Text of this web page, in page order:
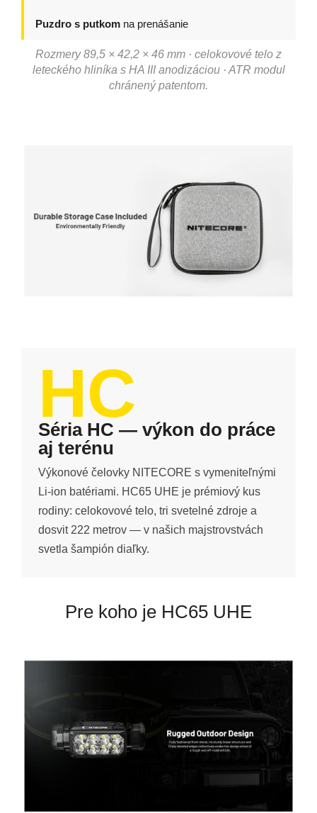
Puzdro s putkom na prenášanie
Rozmery 89,5 × 42,2 × 46 mm · celokovové telo z
leteckého hliníka s HA III anodizáciou · ATR modul
chránený patentom.
HC
Séria HC — výkon do práce
aj terénu
Výkonové čelovky NITECORE s vymeniteľnými
Li-ion batériami. HC65 UHE je prémiový kus
rodiny: celokovové telo, tri svetelné zdroje a
dosvit 222 metrov — v našich majstrovstvách
svetla šampión diaľky.
Pre koho je HC65 UHE